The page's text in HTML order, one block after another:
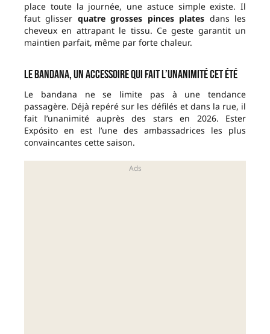
place toute la journée, une astuce simple existe. Il
faut glisser quatre grosses pinces plates dans les
cheveux en attrapant le tissu. Ce geste garantit un
maintien parfait, même par forte chaleur.
Le bandana, un accessoire qui fait l’unanimité cet été
Le bandana ne se limite pas à une tendance
passagère. Déjà repéré sur les défilés et dans la rue, il
fait l’unanimité auprès des stars en 2026. Ester
Expósito en est l’une des ambassadrices les plus
convaincantes cette saison.